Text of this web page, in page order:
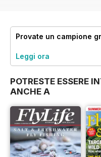
Provate un campione
Leggi ora
POTRESTE ESSERE
ANCHE A